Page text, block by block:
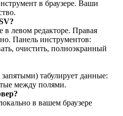
в браузере. Ваши
в левом редакторе. Правая
Панель инструментов:
очистить, полноэкранный
табулирует данные:
между полями.
в вашем браузере